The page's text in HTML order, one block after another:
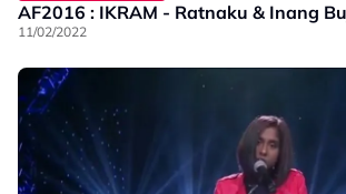
AF2016 : IKRAM - Ratnaku & Inang
11/02/2022